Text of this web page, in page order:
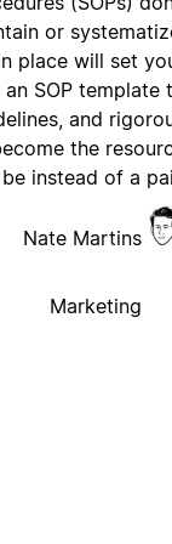
or
place will set
SOP template
and
the
instead of a
Nate Martins
Marketing